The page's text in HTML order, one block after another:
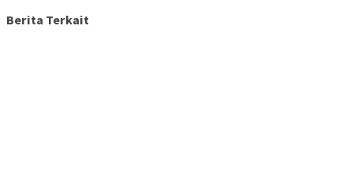
Berita Terkait